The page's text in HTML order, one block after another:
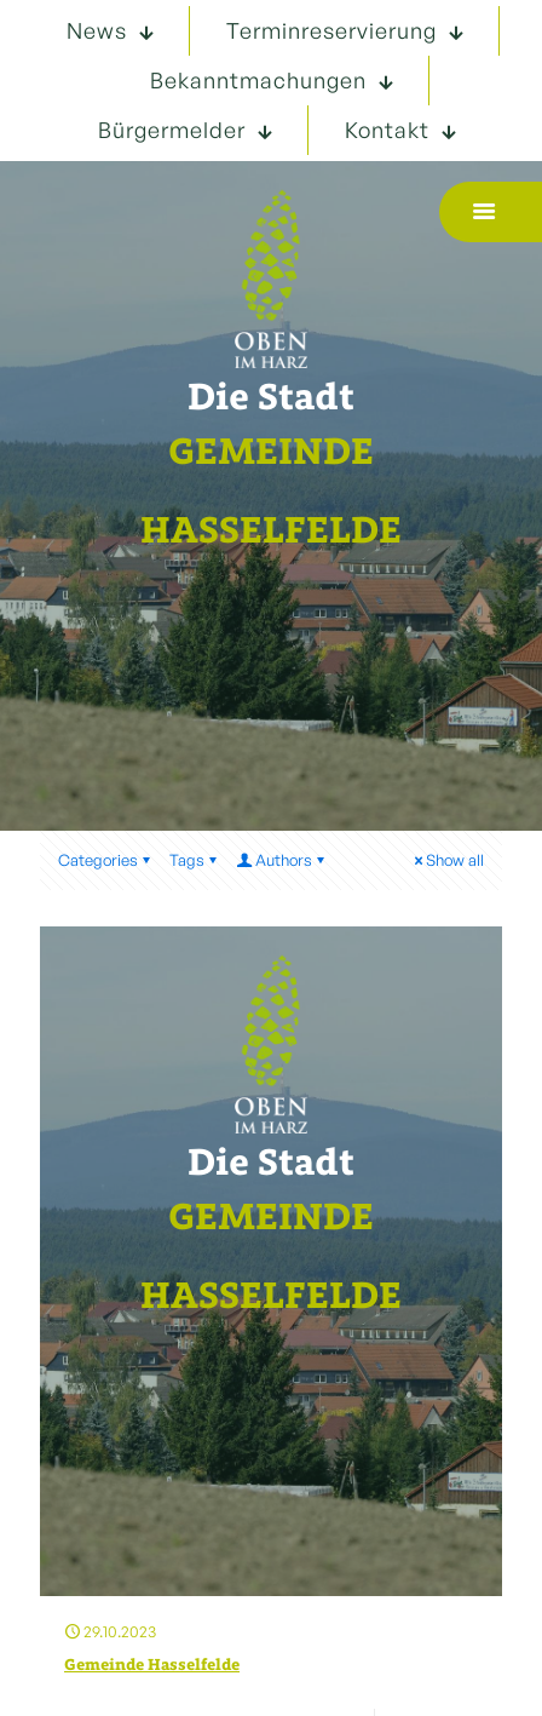
News
Terminreservierung
Bekanntmachungen
Bürgermelder
Kontakt
Die Stadt
GEMEINDE
HASSELFELDE
Categories Tags Authors Show all
Die Stadt
GEMEINDE
HASSELFELDE
29.10.2023
Gemeinde Hasselfelde